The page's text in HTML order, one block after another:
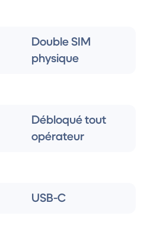
Double SIM
physique
Débloqué tout
opérateur
USB-C